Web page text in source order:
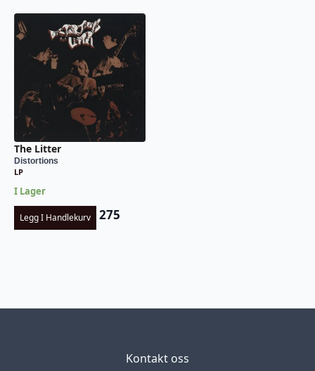
The Litter
Distortions
LP
I Lager
Legg I Handlekurv 275
Kontakt oss